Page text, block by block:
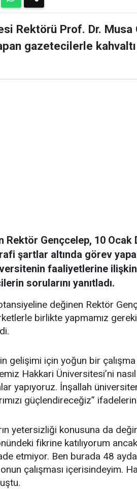
Rektörü Prof. Dr. Musa
gazetecilerle
Gençcelep, 10 Ocak
şartlar altında görev
faaliyetlerine
sorularını yanıtladı.
değinen Rektör
birlikte yapmamız
gelişimi için yoğun bir
Hakkari Üniversitesi’ni
yapıyoruz. İnşallah
güçlendireceğiz”
yetersizliği konusuna da
fikrine katılıyorum
etmiyor. Ben burada 48
çalışması içerisindeyim.